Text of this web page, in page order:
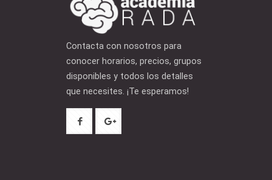
Contacta con nosotros para
conocer horarios, precios, grupos
disponibles y todos los detalles
que necesites. ¡Te esperamos!